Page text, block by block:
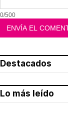
0/500
Destacados
Lo más leído